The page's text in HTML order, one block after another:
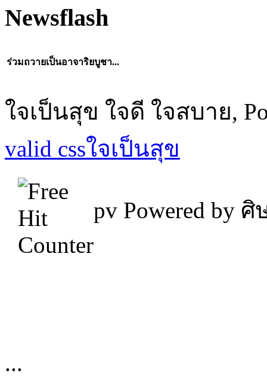
Newsflash
ร่วมถวายเป็นอาจาริยบูชา...
ใจเป็นสุข ใจดี ใจสบาย,
valid cssใจเป็นสุข
pv Powered by ศิ
...